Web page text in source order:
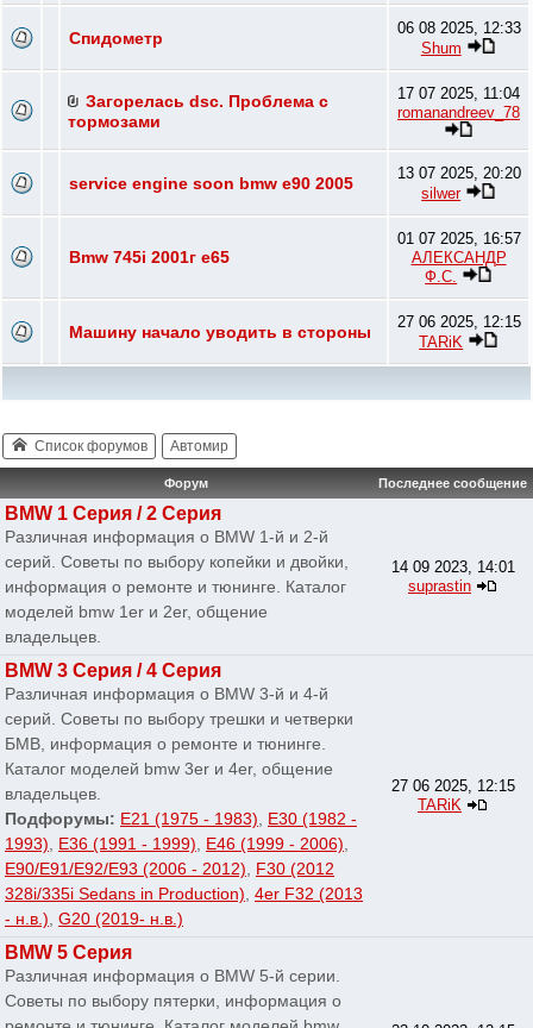
Спидометр
06 08 2025, 12:33
Shum
Загорелась dsc. Проблема с
тормозами
17 07 2025, 11:04
romanandreev_78
service engine soon bmw e90 2005
13 07 2025, 20:20
silwer
Bmw 745i 2001г e65
01 07 2025, 16:57
АЛЕКСАНДР
Ф.С.
Машину начало уводить в стороны
27 06 2025, 12:15
TARiK
Список форумов Автомир
Форум Последнее сообщение
BMW 1 Серия / 2 Серия
Различная информация о BMW 1-й и 2-й
серий. Советы по выбору копейки и двойки,
информация о ремонте и тюнинге. Каталог
моделей bmw 1er и 2er, общение
владельцев.
14 09 2023, 14:01
suprastin
BMW 3 Серия / 4 Серия
Различная информация о BMW 3-й и 4-й
серий. Советы по выбору трешки и четверки
БМВ, информация о ремонте и тюнинге.
Каталог моделей bmw 3er и 4er, общение
владельцев.
Подфорумы: E21 (1975 - 1983), E30 (1982 -
1993), E36 (1991 - 1999), E46 (1999 - 2006),
E90/E91/E92/E93 (2006 - 2012), F30 (2012
328i/335i Sedans in Production), 4er F32 (2013
- н.в.), G20 (2019- н.в.)
27 06 2025, 12:15
TARiK
BMW 5 Серия
Различная информация о BMW 5-й серии.
Советы по выбору пятерки, информация о